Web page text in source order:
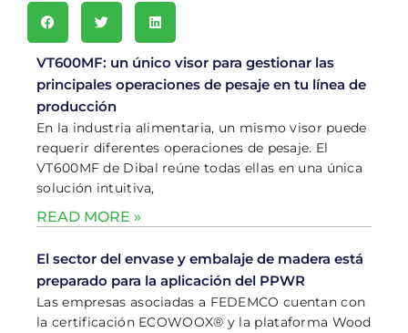
VT600MF: un único visor para gestionar las
principales operaciones de pesaje en tu línea de
producción
En la industria alimentaria, un mismo visor puede
requerir diferentes operaciones de pesaje. El
VT600MF de Dibal reúne todas ellas en una única
solución intuitiva,
READ MORE »
El sector del envase y embalaje de madera está
preparado para la aplicación del PPWR
Las empresas asociadas a FEDEMCO cuentan con
la certificación ECOWOOX® y la plataforma Wood